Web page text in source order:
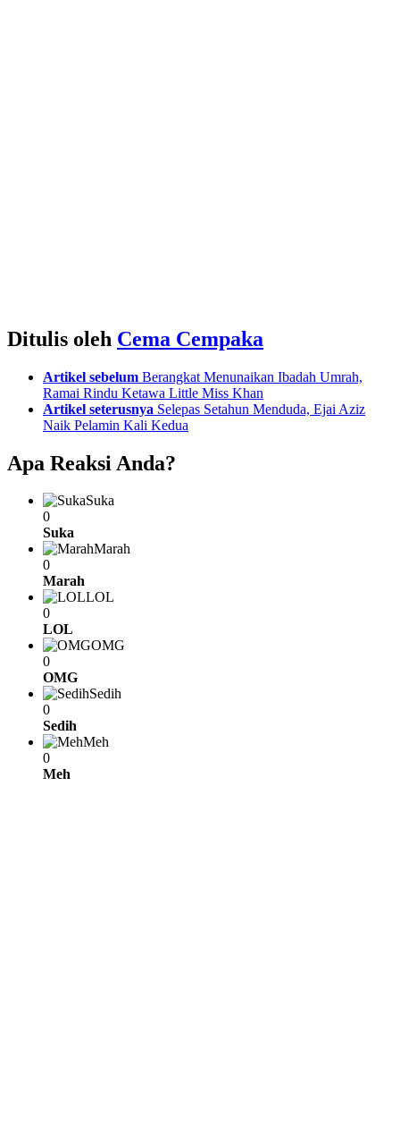
Ditulis oleh Cema Cempaka
Artikel sebelum Berangkat Menunaikan Ibadah Umrah,
Ramai Rindu Ketawa Little Miss Khan
Artikel seterusnya Selepas Setahun Menduda, Ejai Aziz
Naik Pelamin Kali Kedua
Apa Reaksi Anda?
Suka
0
Suka
Marah
0
Marah
LOL
0
LOL
OMG
0
OMG
Sedih
0
Sedih
Meh
0
Meh